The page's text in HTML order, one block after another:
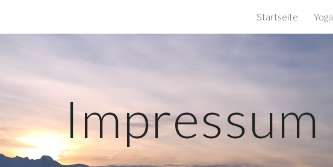
Skip to navigation
Startseite Yoga
Impressum